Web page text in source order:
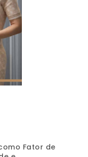
Fator de